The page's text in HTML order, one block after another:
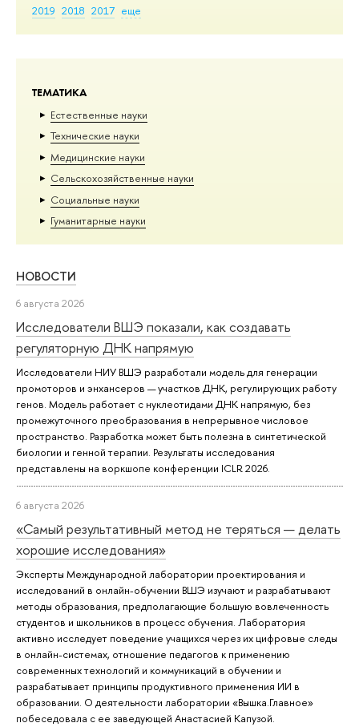
2019 2018 2017 еще
ТЕМАТИКА
Естественные науки
Тех­ничес­кие науки
Медицинские науки
Сельскохозяйственные науки
Социальные науки
Гуманитарные науки
НОВОСТИ
6 августа 2026
Исследователи ВШЭ показали, как создавать
регуляторную ДНК напрямую
Исследователи НИУ ВШЭ разработали модель для генерации
промоторов и энхансеров — участков ДНК, регулирующих работу
генов. Модель работает с нуклеотидами ДНК напрямую, без
промежуточного преобразования в непрерывное числовое
пространство. Разработка может быть полезна в синтетической
биологии и генной терапии. Результаты исследования
представлены на воркшопе конференции ICLR 2026.
6 августа 2026
«Самый результативный метод не теряться — делать
хорошие исследования»
Эксперты Международной лаборатории проектирования и
исследований в онлайн-обучении ВШЭ изучают и разрабатывают
методы образования, предполагающие большую вовлеченность
студентов и школьников в процесс обучения. Лаборатория
активно исследует поведение учащихся через их цифровые следы
в онлайн-системах, отношение педагогов к применению
современных технологий и коммуникаций в обучении и
разрабатывает принципы продуктивного применения ИИ в
образовании. О деятельности лаборатории «Вышка.Главное»
побеседовала с ее заведующей Анастасией Капузой.